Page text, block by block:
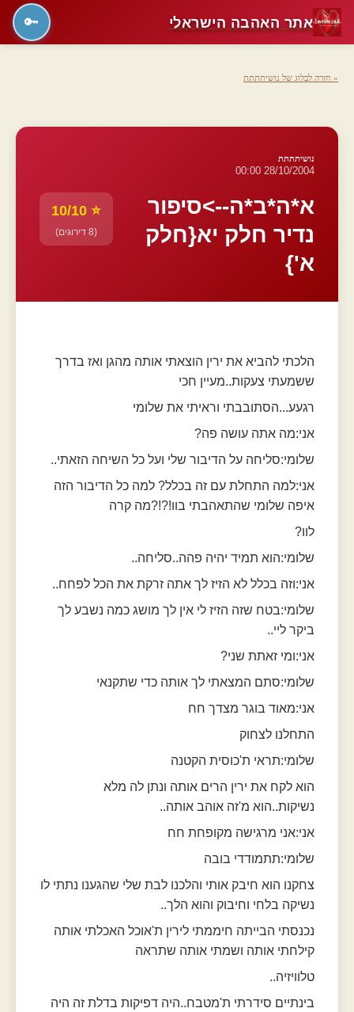
« חזרה לבלוג של נושיתתתת
נושיתתתת
28/10/2004 00:00
א*ה*ב*ה-->סיפור
נדיר חלק יא{חלק
א'}
⭐ 10/10
(8 דירוגים)
הלכתי להביא את ירין הוצאתי אותה מהגן ואז בדרך
ששמעתי צעקות..מעיין חכי
רגעע...הסתובבתי וראיתי את שלומי
אני:מה אתה עושה פה?
שלומי:סליחה על הדיבור שלי ועל כל השיחה הזאתי..
אני:למה התחלת עם זה בכלל? למה כל הדיבור הזה
איפה שלומי שהתאהבתי בוו!?!?מה קרה
לוו?
שלומי:הוא תמיד יהיה פהה..סליחה..
אני:וזה בכלל לא הזיז לך אתה זרקת את הכל לפחח..
שלומי:בטח שזה הזיז לי אין לך מושג כמה נשבע לך
ביקר ליי..
אני:ומי זאתת שני?
שלומי:סתם המצאתי לך אותה כדי שתקנאי
אני:מאוד בוגר מצדך חח
התחלנו לצחוק
שלומי:תראי ת'כוסית הקטנה
הוא לקח את ירין הרים אותה ונתן לה מלא
נשיקות..הוא מ'זה אוהב אותה..
אני:אני מרגישה מקופחת חח
שלומי:תתמודדי בובה
צחקנו הוא חיבק אותי והלכנו לבת שלי שהגענו נתתי לו
נשיקה בלחי וחיבוק והוא הלך..
נכנסתי הבייתה חיממתי לירין ת'אוכל האכלתי אותה
קילחתי אותה ושמתי אותה שתראה
טלוויזיה..
בינתיים סידרתי ת'מטבח..היה דפיקות בדלת זה היה
אתר האהבה הישראלי 🔑